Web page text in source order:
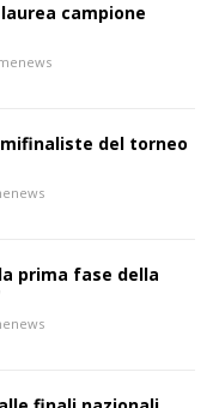
campione
del torneo
prima fase della